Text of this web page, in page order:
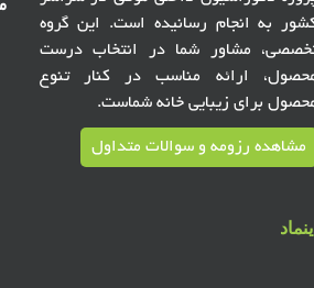
به انجام رسانیده است. این گروه
مشاور شما در انتخاب درست
ارائه مناسب در کنار تنوع
برای زیبایی خانه شماست.
مشاهده رزومه و سوالات متداول
اینماد